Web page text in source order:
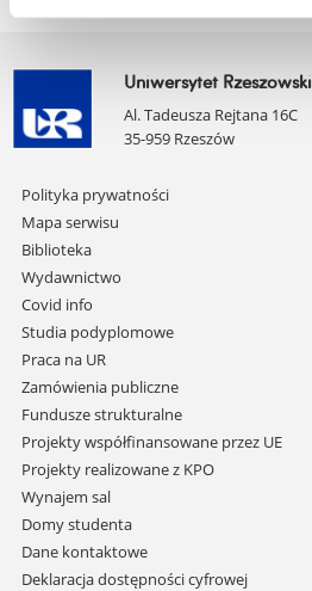
Uniwersytet Rzeszowski
Al. Tadeusza Rejtana 16C
35-959 Rzeszów
Pomiń
nawigację
i
przejdź
do
treści
Polityka prywatności
Mapa serwisu
Biblioteka
Wydawnictwo
Covid info
Studia podyplomowe
Praca na UR
Zamówienia publiczne
Fundusze strukturalne
Projekty współfinansowane przez UE
Projekty realizowane z KPO
Wynajem sal
Domy studenta
Dane kontaktowe
Deklaracja dostępności cyfrowej